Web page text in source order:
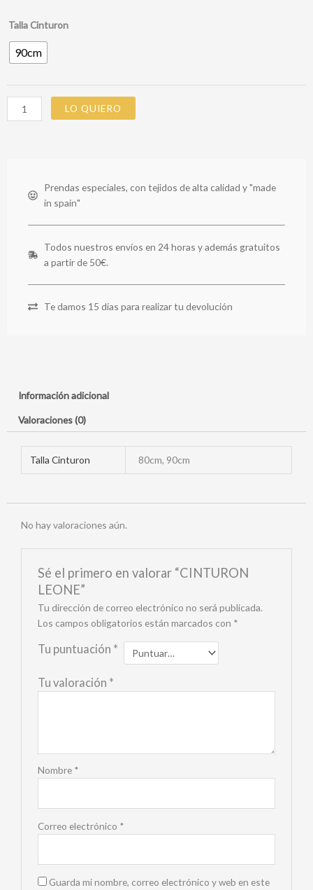
Talla Cinturon
90cm
CINTURON
cantidad
LO QUIERO
Prendas especiales, con tejidos de alta calidad y "made
in spain"
Todos nuestros envíos en 24 horas y además gratuitos
a partir de 50€.
Te damos 15 días para realizar tu devolución
Información adicional
Valoraciones (0)
Talla Cinturon 80cm, 90cm
No hay valoraciones aún.
Sé el primero en valorar “CINTURON
LEONE”
Tu dirección de correo electrónico no será publicada.
Los campos obligatorios están marcados con *
Tu puntuación *
Tu valoración *
Nombre *
Correo electrónico *
Guarda mi nombre, correo electrónico y web en este